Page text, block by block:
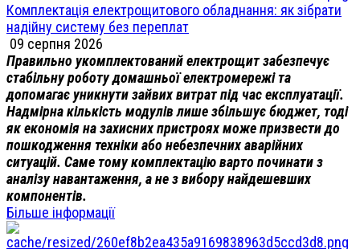
Комплектація електрощитового обладнання: як зібрати
надійну систему без переплат
09 серпня 2026
Правильно укомплектований електрощит забезпечує
стабільну роботу домашньої електромережі та
допомагає уникнути зайвих витрат під час експлуатації.
Надмірна кількість модулів лише збільшує бюджет, тоді
як економія на захисних пристроях може призвести до
пошкодження техніки або небезпечних аварійних
ситуацій. Саме тому комплектацію варто починати з
аналізу навантаження, а не з вибору найдешевших
компонентів.
Більше інформації